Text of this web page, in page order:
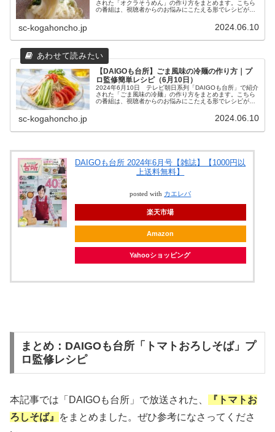
された「オクラそうめん」の作り方をまとめます。こちら
の番組は、視聴者からのお悩みにこたえる形でレシピが提
sc-kogahoncho.jp 2024.06.10
【DAIGOも台所】ごま風味の冷麺の作り方｜プ
ロ監修簡単レシピ（6月10日）
2024年6月10日 テレビ朝日系列「DAIGOも台所」で紹介
された「ごま風味の冷麺」の作り方をまとめます。こちら
の番組は、視聴者からのお悩みにこたえる形でレシピが提
sc-kogahoncho.jp 2024.06.10
DAIGOも台所 2024年6月号【雑誌】【1000円以
上送料無料】
posted with カエレバ
楽天市場
Amazon
Yahooショッピング
まとめ：DAIGOも台所「トマトおろしそば」プ
ロ監修レシピ
本記事では「DAIGOも台所」で放送された、
『トマトお
ろしそば』
をまとめました。ぜひ参考になさってくださ